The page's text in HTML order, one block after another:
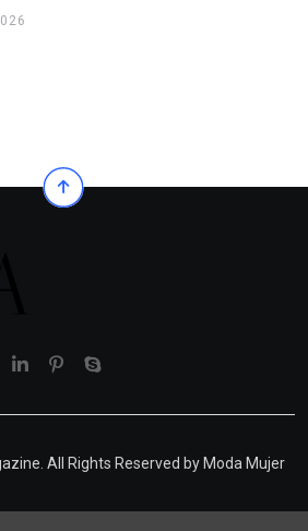
All Rights Reserved by Moda Mujer